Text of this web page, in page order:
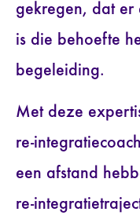
gekregen, dat er
is die behoefte
begeleiding.
Met deze
re-
een afstand
re-